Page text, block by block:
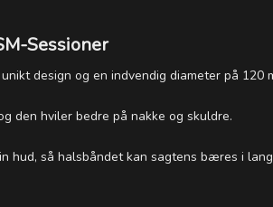
Sessioner
design og en indvendig diameter på 120
den hviler bedre på nakke og skuldre.
hud, så halsbåndet kan sagtens bæres i